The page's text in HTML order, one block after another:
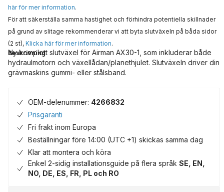
här för mer information.
För att säkerställa samma hastighet och förhindra potentiella skillnader
på grund av slitage rekommenderar vi att byta slutväxeln på båda sidor
(2 st), Klicka här för mer information.
Beskrivning
Ny komplett slutväxel för Airman AX30-1, som inkluderar både
hydraulmotorn och växellådan/planethjulet. Slutväxeln driver din
grävmaskins gummi- eller stålsband.
OEM-delenummer: 4266832
Prisgaranti
Fri frakt inom Europa
Beställningar före 14:00 (UTC +1) skickas samma dag
Klar att montera och köra
Enkel 2-sidig installationsguide på flera språk SE, EN,
NO, DE, ES, FR, PL och RO